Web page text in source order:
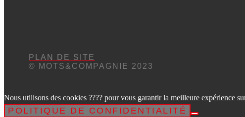
PLAN DE SITE
© MOTS&COMPAGNIE 2023
Nous utilisons des cookies ???? pour vous garantir la meilleure expérience
POLITIQUE DE CONFIDENTIALITÉ